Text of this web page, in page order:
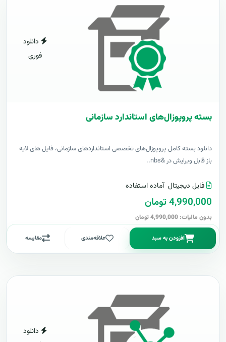
دانلود
فوری
بسته پروپوزال‌های استاندارد سازمانی
دانلود بسته کامل پروپوزال‌های تخصصی استانداردهای سازمانی، فایل های لایه
باز قابل ویرایش در &nbs..
فایل دیجیتال آماده استفاده
4,990,000 تومان
بدون مالیات: 4,990,000 تومان
افزودن به سبد علاقه‌مندی مقایسه
دانلود